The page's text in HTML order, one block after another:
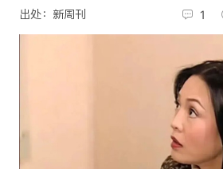
出处：新周刊 1